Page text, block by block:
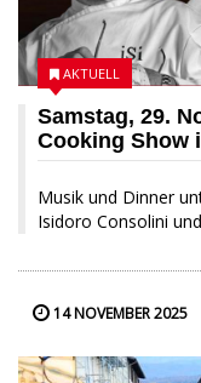
Samstag, 29.
Cooking Show
Musik und Dinner
Isidoro Consolini
AKTUELL
14 NOVEMBER 2025